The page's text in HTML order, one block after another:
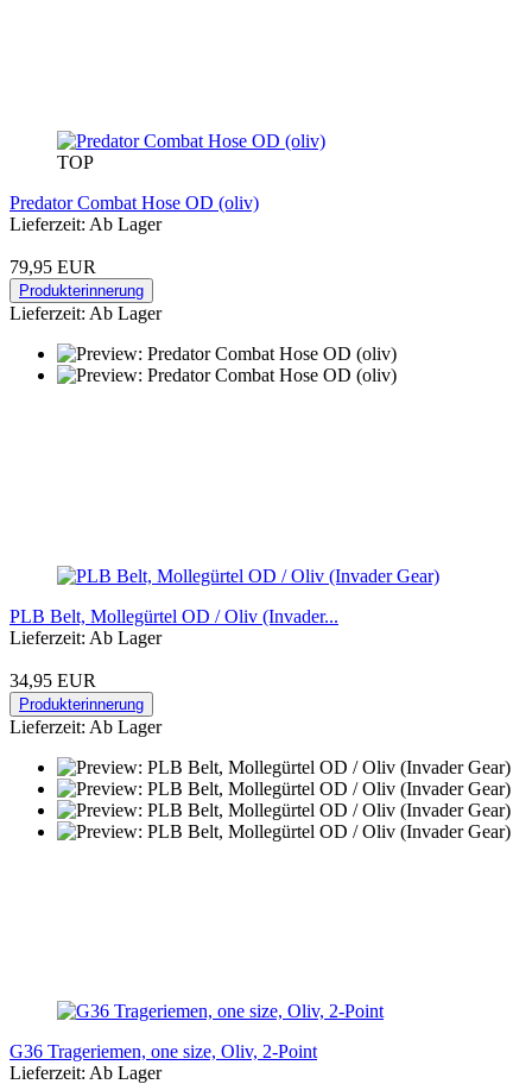
TOP
Predator Combat Hose OD (oliv)
Lieferzeit: Ab Lager
79,95 EUR
Produkterinnerung
Lieferzeit: Ab Lager
PLB Belt, Mollegürtel OD / Oliv (Invader...
Lieferzeit: Ab Lager
34,95 EUR
Produkterinnerung
Lieferzeit: Ab Lager
G36 Trageriemen, one size, Oliv, 2-Point
Lieferzeit: Ab Lager